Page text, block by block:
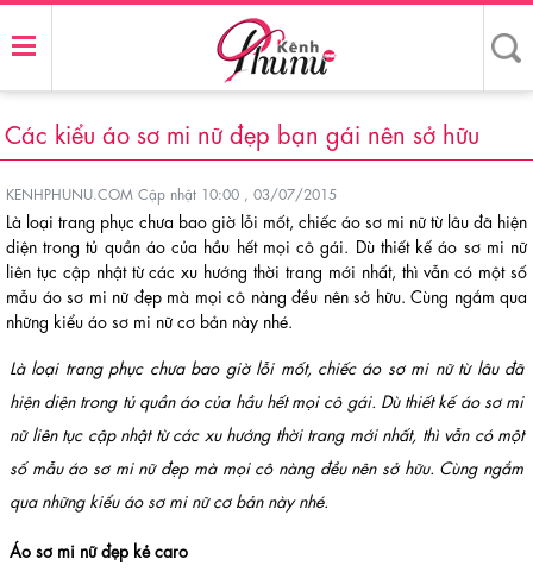
Các kiểu áo sơ mi nữ đẹp bạn gái nên sở hữu
KENHPHUNU.COM Cập nhật 10:00 , 03/07/2015
Là loại trang phục chưa bao giờ lỗi mốt, chiếc áo sơ mi nữ từ lâu đã hiện
diện trong tủ quần áo của hầu hết mọi cô gái. Dù thiết kế áo sơ mi nữ
liên tục cập nhật từ các xu hướng thời trang mới nhất, thì vẫn có một số
mẫu áo sơ mi nữ đẹp mà mọi cô nàng đều nên sở hữu. Cùng ngắm qua
những kiểu áo sơ mi nữ cơ bản này nhé.
Là loại trang phục chưa bao giờ lỗi mốt, chiếc áo sơ mi nữ từ lâu đã
hiện diện trong tủ quần áo của hầu hết mọi cô gái. Dù thiết kế áo sơ mi
nữ liên tục cập nhật từ các xu hướng thời trang mới nhất, thì vẫn có một
số mẫu áo sơ mi nữ đẹp mà mọi cô nàng đều nên sở hữu. Cùng ngắm
qua những kiểu áo sơ mi nữ cơ bản này nhé.
Áo sơ mi nữ đẹp kẻ caro